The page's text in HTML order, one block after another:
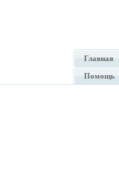
Главная
Помощь